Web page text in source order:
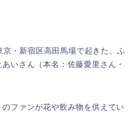
・新宿区高田馬場で起きた、ふ
いさん（本名：佐藤愛里さん・
ファンが花や飲み物を供えてい